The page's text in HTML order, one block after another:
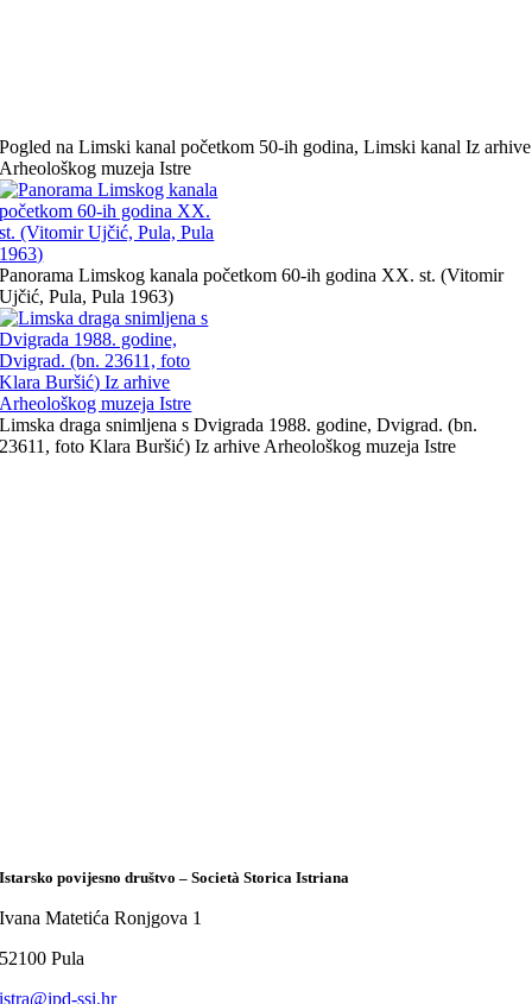
Panorama Limskog kanala početkom 60-ih godina XX. st. (Vitomir
Ujčić, Pula, Pula 1963)
Limska draga snimljena s Dvigrada 1988. godine, Dvigrad. (bn.
23611, foto Klara Buršić) Iz arhive Arheološkog muzeja Istre
52100 Pula
istra@ipd-ssi.hr
Facebook
© 2026 • Istarsko povijesno društvo • Società Storica Istriana